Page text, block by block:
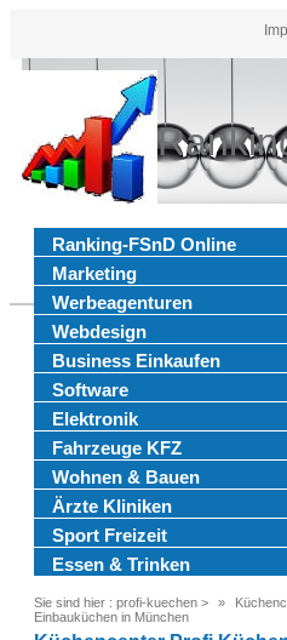
Ranking-FSnD Online
Marketing
Werbeagenturen
Webdesign
Business Einkaufen
Software
Elektronik
Fahrzeuge KFZ
Wohnen & Bauen
Ärzte Kliniken
Sport Freizeit
Essen & Trinken
Sie sind hier : profi-kuechen >
Einbauküchen in München